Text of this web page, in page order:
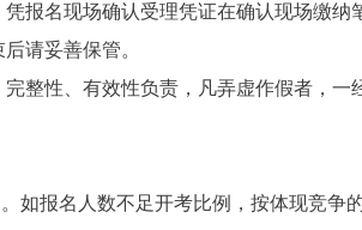
报名现场确认受理凭证在确认现场缴
请妥善保管。
整性、有效性负责，凡弄虚作假者，一
如报名人数不足开考比例，按体现竞争